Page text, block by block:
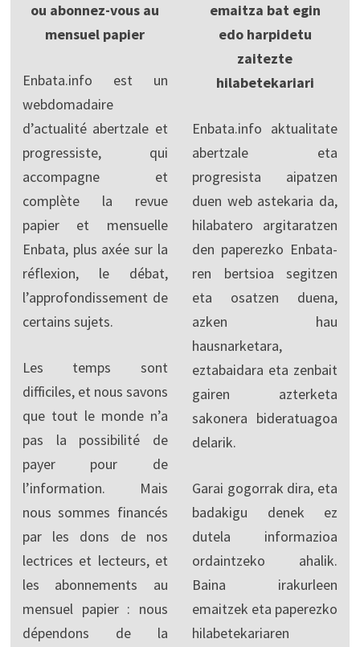
ou abonnez-vous au
mensuel papier
Enbata.info est un
webdomadaire
d’actualité abertzale et
progressiste, qui
accompagne et
complète la revue
papier et mensuelle
Enbata, plus axée sur la
réflexion, le débat,
l’approfondissement de
certains sujets.
Les temps sont
difficiles, et nous savons
que tout le monde n’a
pas la possibilité de
payer pour de
l’information. Mais
nous sommes financés
par les dons de nos
lectrices et lecteurs, et
les abonnements au
mensuel papier : nous
dépendons de la
emaitza bat egin
edo harpidetu
zaitezte
hilabetekariari
Enbata.info aktualitate
abertzale eta
progresista aipatzen
duen web astekaria da,
hilabatero argitaratzen
den paperezko Enbata-
ren bertsioa segitzen
eta osatzen duena,
azken hau
hausnarketara,
eztabaidara eta zenbait
gairen azterketa
sakonera bideratuagoa
delarik.
Garai gogorrak dira, eta
badakigu denek ez
dutela informazioa
ordaintzeko ahalik.
Baina irakurleen
emaitzek eta paperezko
hilabetekariaren